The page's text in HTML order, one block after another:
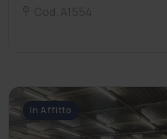
In Affitto